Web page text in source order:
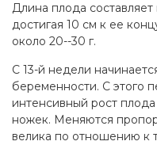
Длина плода
достигая 10 см к ее
около 20--30 г.
С 13-й недели
беременности. С этого
интенсивный рост
ножек. Меняются
велика по отношению к